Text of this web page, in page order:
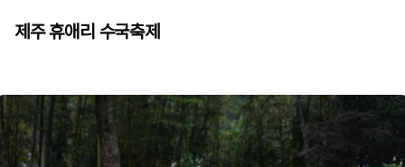
제주 휴애리 수국축제